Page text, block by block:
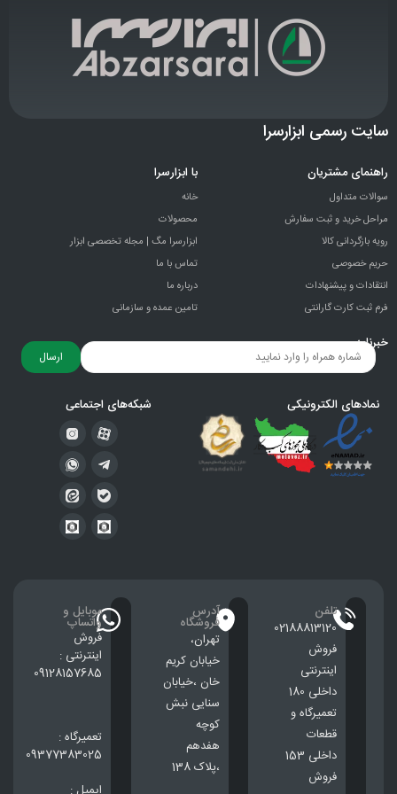
سایت رسمی ابزارسرا
راهنمای مشتریان
سوالات متداول
مراحل خرید و ثبت سفارش
رویه بازگردانی کالا
حریم خصوصی
انتقادات و پيشنهادات
فرم ثبت کارت گارانتی
با ابزارسرا
خانه
محصولات
ابزارسرا مگ | مجله تخصصی ابزار
تماس با ما
درباره ما
تامین عمده و سازمانی
خبرنامه
ارسال
نمادهای الکترونیکی شبکه‌های اجتماعی
تلفن
02188813120
فروش
اینترنتی
داخلی 180
تعمیرگاه و
قطعات
داخلی 153
فروش
آدرس
فروشگاه
تهران،
خيابان كريم
خان ،خيابان
سنایی نبش
کوچه
هفدهم
،پلاک 138
موبایل و
واتساپ
فروش
اینترنتی :
09128157685
تعمیرگاه :
09377383025